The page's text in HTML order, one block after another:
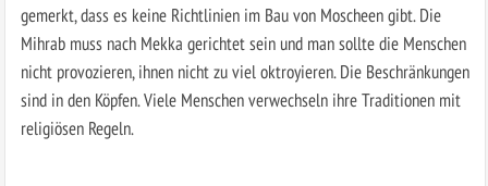
gemerkt, dass es keine Richtlinien im Bau von Moscheen gibt. Die
Mihrab muss nach Mekka gerichtet sein und man sollte die Menschen
nicht provozieren, ihnen nicht zu viel oktroyieren. Die Beschränkungen
sind in den Köpfen. Viele Menschen verwechseln ihre Traditionen mit
religiösen Regeln.